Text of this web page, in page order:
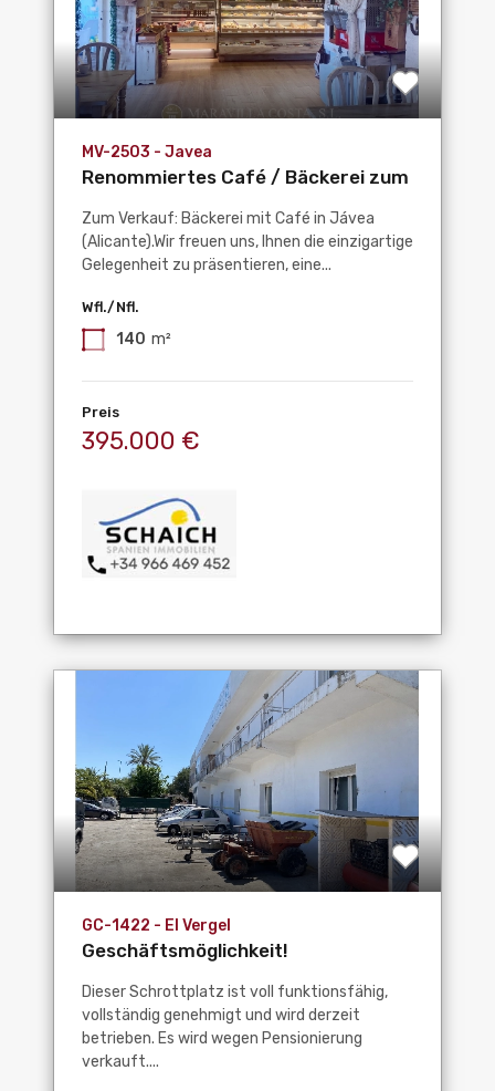
MV-2503 - Javea
Renommiertes Café / Bäckerei zum
Zum Verkauf: Bäckerei mit Café in Jávea
(Alicante).Wir freuen uns, Ihnen die einzigartige
Gelegenheit zu präsentieren, eine...
Wfl./Nfl.
140 m²
Preis
395.000 €
GC-1422 - El Vergel
Geschäftsmöglichkeit!
Dieser Schrottplatz ist voll funktionsfähig,
vollständig genehmigt und wird derzeit
betrieben. Es wird wegen Pensionierung
verkauft....